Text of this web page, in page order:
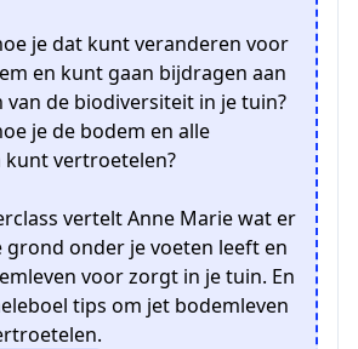
je dat kunt veranderen voor
en kunt gaan bijdragen aan
de biodiversiteit in je tuin?
je de bodem en alle
vertroetelen?
vertelt Anne Marie wat er
grond onder je voeten leeft en
voor zorgt in je tuin. En
tips om jet bodemleven